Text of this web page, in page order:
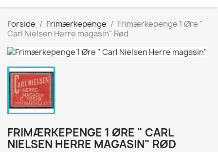
Forside Frimærkepenge
Frimærkepenge 1 Øre "
Carl Nielsen Herre magasin" Rød
FRIMÆRKEPENGE 1 ØRE " CARL
NIELSEN HERRE MAGASIN" RØD